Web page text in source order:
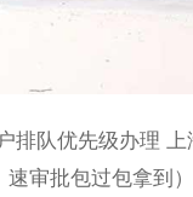
排队优先级办理
速审批包过包拿到）